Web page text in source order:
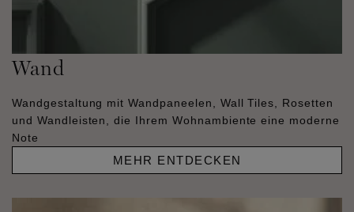
Wand
Wandgestaltung mit Wandpaneelen, Wall Tiles, Rosetten
und Wandleisten, die Ihrem Wohnambiente eine moderne
Note
MEHR ENTDECKEN